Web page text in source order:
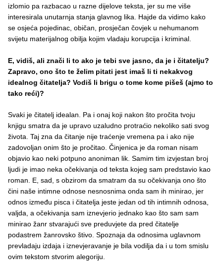
izlomio pa razbacao u razne dijelove teksta, jer su me više
interesirala unutarnja stanja glavnog lika. Hajde da vidimo kako
se osjeća pojedinac, običan, prosječan čovjek u nehumanom
svijetu materijalnog obilja kojim vladaju korupcija i kriminal.
E, vidiš, ali znači li to ako je tebi sve jasno, da je i čitatelju?
Zapravo, ono što te želim pitati jest imaš li ti nekakvog
idealnog čitatelja? Vodiš li brigu o tome kome pišeš (ajmo to
tako reći)?
Svaki je čitatelj idealan. Pa i onaj koji nakon što pročita tvoju
knjigu smatra da je upravo uzaludno protraćio nekoliko sati svog
života. Taj zna da čitanje nije traćenje vremena pa i ako nije
zadovoljan onim što je pročitao. Činjenica je da roman nisam
objavio kao neki potpuno anoniman lik. Samim tim izvjestan broj
ljudi je imao neka očekivanja od teksta kojeg sam predstavio kao
roman. E, sad, s obzirom da smatram da su očekivanja ono što
čini naše intimne odnose nesnosnima onda sam ih minirao, jer
odnos između pisca i čitatelja jeste jedan od tih intimnih odnosa,
valjda, a očekivanja sam iznevjerio jednako kao što sam sam
minirao žanr stvarajući sve preduvjete da pred čitatelje
podastrem žanrovsko štivo. Spoznaja da odnosima uglavnom
prevladaju izdaja i iznevjeravanje je bila vodilja da i u tom smislu
ovim tekstom stvorim alegoriju.